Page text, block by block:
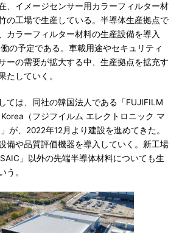
、イメージセンサー用カラーフィルター材
の工場で生産している。半導体生産拠点で
カラーフィルター材料の生産設備を導入
の予定である。車載用途やセキュリティ
ーの需要が拡大する中、生産拠点を拡充す
たしていく。
ては、同社の韓国法人である「FUJIFILM
（フジフイルム エレクトロニック マ
が、2022年12月より建設を進めてきた。
備や品質評価機器を導入していく。新工場
」以外の先端半導体材料についても生
う。